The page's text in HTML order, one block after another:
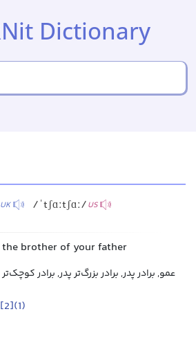
Dictionary
UK /ˈtʃɑːtʃɑː/US
the brother of your father
عمو, برادر پدر, برادر بزرگ‌تر پدر, برادر